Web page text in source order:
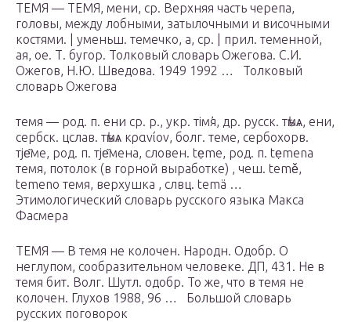
ТЕМЯ — ТЕМЯ, мени, ср. Верхняя часть черепа,
головы, между лобными, затылочными и височными
костями. | уменьш. темечко, а, ср. | прил. теменной,
ая, ое. Т. бугор. Толковый словарь Ожегова. С.И.
Ожегов, Н.Ю. Шведова. 1949 1992 … Толковый
словарь Ожегова
темя — род. п. ени ср. р., укр. тiм᾽я, др. русск. тѣмѧ, ени,
сербск. цслав. тѣмѧ κρανίον, болг. теме, сербохорв.
тjе̏ме, род. п. тjе̏мена, словен. tẹme, род. п. tẹmena
темя, потолок (в горной выработке) , чеш. temě,
temeno темя, верхушка , слвц. temä …
Этимологический словарь русского языка Макса
Фасмера
ТЕМЯ — В темя не колочен. Народн. Одобр. О
неглупом, сообразительном человеке. ДП, 431. Не в
темя бит. Волг. Шутл. одобр. То же, что в темя не
колочен. Глухов 1988, 96 … Большой словарь
русских поговорок